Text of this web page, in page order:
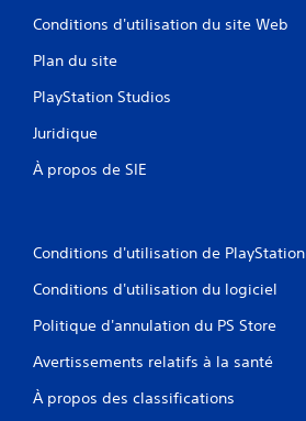
Conditions d'utilisation du site Web
Plan du site
PlayStation Studios
Juridique
À propos de SIE
Conditions d'utilisation de PlayStation
Conditions d'utilisation du logiciel
Politique d'annulation du PS Store
Avertissements relatifs à la santé
À propos des classifications